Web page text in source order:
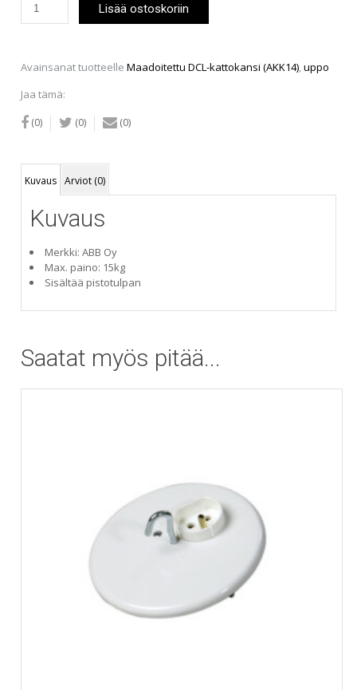
DCL-
uppo
määrä
Lisää ostoskoriin
Avainsanat tuotteelleMaadoitettu DCL-kattokansi (AKK14),uppo
Jaa tämä:
(0) (0) (0)
Kuvaus Arviot (0)
Kuvaus
Merkki: ABB Oy
Max. paino: 15kg
Sisältää pistotulpan
Saatat myös pitää...